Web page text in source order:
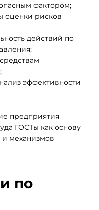
фактором;
оценки рисков
действий по
эффективности
предприятия
ГОСТы как основу
и механизмов
по